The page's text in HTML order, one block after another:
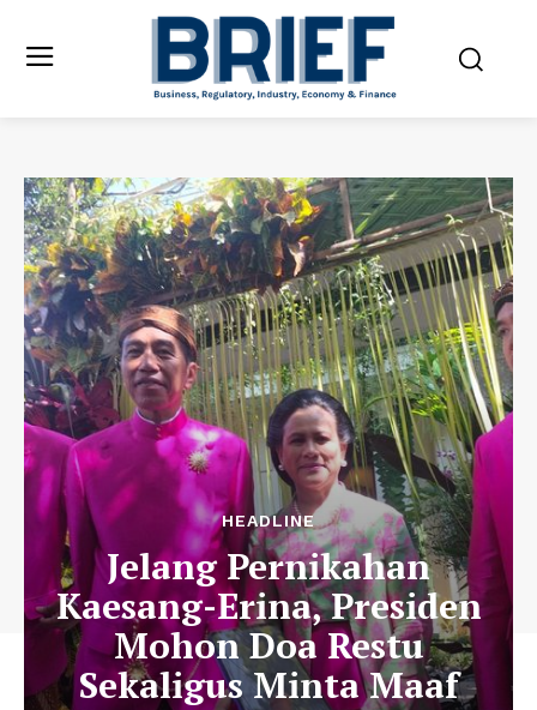
HEADLINE
Jelang Pernikahan
Kaesang-Erina, Presiden
Mohon Doa Restu
Sekaligus Minta Maaf